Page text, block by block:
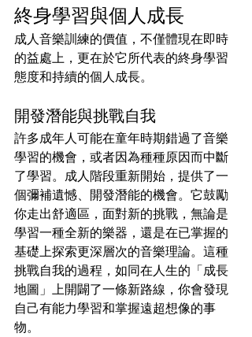
終身學習與個人成長
成人音樂訓練的價值，不僅體現在即時
的益處上，更在於它所代表的終身學習
態度和持續的個人成長。
開發潛能與挑戰自我
許多成年人可能在童年時期錯過了音樂
學習的機會，或者因為種種原因而中斷
了學習。成人階段重新開始，提供了一
個彌補遺憾、開發潛能的機會。它鼓勵
你走出舒適區，面對新的挑戰，無論是
學習一種全新的樂器，還是在已掌握的
基礎上探索更深層次的音樂理論。這種
挑戰自我的過程，如同在人生的「成長
地圖」上開闢了一條新路線，你會發現
自己有能力學習和掌握遠超想像的事
物。